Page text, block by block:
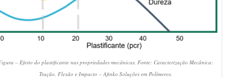
– Efeito do plastificante nas propriedades mecânicas. Fonte: Caracterização Mecânica:
Tração, Flexão e Impacto – Afinko Soluções em Polímeros.